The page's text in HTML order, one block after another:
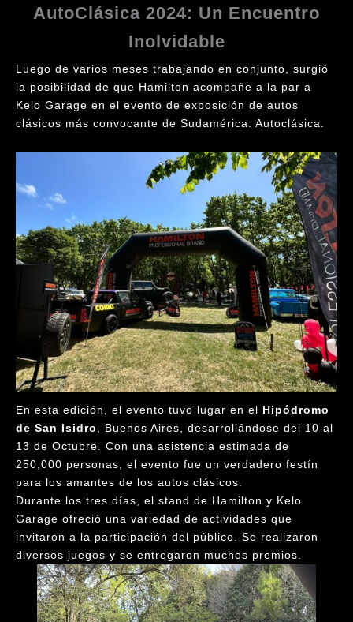
AutoClásica 2024: Un Encuentro
Inolvidable
Luego de varios meses trabajando en conjunto, surgió
la posibilidad de que Hamilton acompañe a la par a
Kelo Garage en el evento de exposición de autos
clásicos más convocante de Sudamérica: Autoclásica.
En esta edición, el evento tuvo lugar en el Hipódromo
de San Isidro
, Buenos Aires, desarrollándose del 10 al
13 de Octubre. Con una asistencia estimada de
250,000 personas, el evento fue un verdadero festín
para los amantes de los autos clásicos.
Durante los tres días, el stand de Hamilton y Kelo
Garage ofreció una variedad de actividades que
invitaron a la participación del público. Se realizaron
diversos juegos y se entregaron muchos premios.